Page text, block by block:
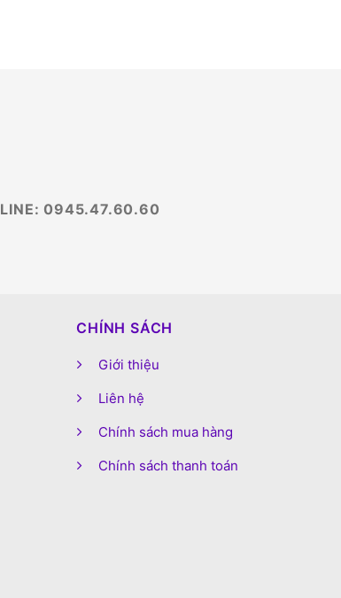
0945.47.60.60
CHÍNH SÁCH
Giới thiệu
Liên hệ
Chính sách mua hàng
Chính sách thanh toán